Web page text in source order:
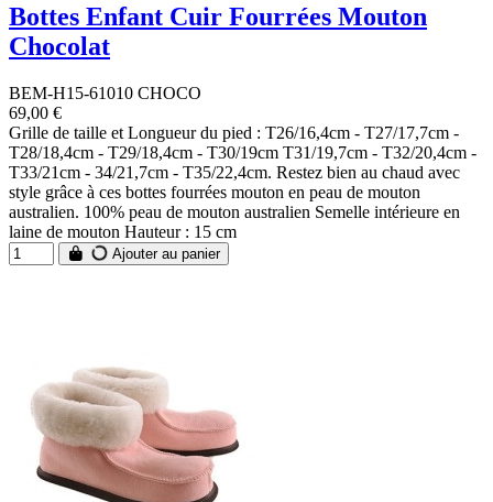
Bottes Enfant Cuir Fourrées Mouton
Chocolat
BEM-H15-61010 CHOCO
69,00 €
Grille de taille et Longueur du pied : T26/16,4cm - T27/17,7cm -
T28/18,4cm - T29/18,4cm - T30/19cm T31/19,7cm - T32/20,4cm -
T33/21cm - 34/21,7cm - T35/22,4cm. Restez bien au chaud avec
style grâce à ces bottes fourrées mouton en peau de mouton
australien. 100% peau de mouton australien Semelle intérieure en
laine de mouton Hauteur : 15 cm
Ajouter au panier